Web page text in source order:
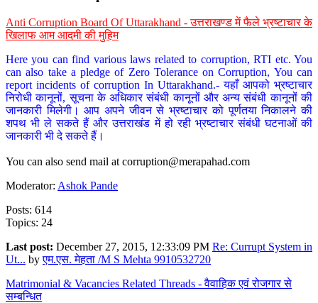
Anti Corruption Board Of Uttarakhand - उत्तराखण्ड में फैले भ्रष्टाचार के
खिलाफ आम आदमी की मुहिम
Here you can find various laws related to corruption, RTI etc. You
can also take a pledge of Zero Tolerance on Corruption, You can
report incidents of corruption In Uttarakhand.- यहाँ आपको भ्रष्टाचार
निरोधी कानूनों, सूचना के अधिकार संबंधी कानूनों और अन्य संबंधी कानूनों की
जानकारी मिलेगी। आप अपने जीवन से भ्रष्टाचार को पूर्णतया निकालने की
शपथ भी ले सकते हैं और उत्तराखंड में हो रही भ्रष्टाचार संबंधी घटनाओं की
जानकारी भी दे सकते हैं।
You can also send mail at corruption@merapahad.com
Moderator: Ashok Pande
Posts: 614
Topics: 24
Last post: December 27, 2015, 12:33:09 PM Re: Currupt System in
Ut... byएम.एस. मेहता /M S Mehta 9910532720
Matrimonial & Vacancies Related Threads - वैवाहिक एवं रोजगार से
सम्बन्धित